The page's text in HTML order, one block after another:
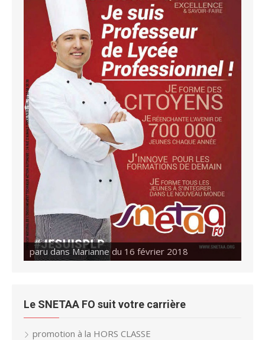
paru dans Marianne du 16 février 2018
paru dans Marianne du 23 février 2018
Le SNETAA FO suit votre carrière
promotion à la HORS CLASSE